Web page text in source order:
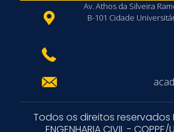
Av. Athos da Silveira
B-101 Cidade
Todos os direitos reservados